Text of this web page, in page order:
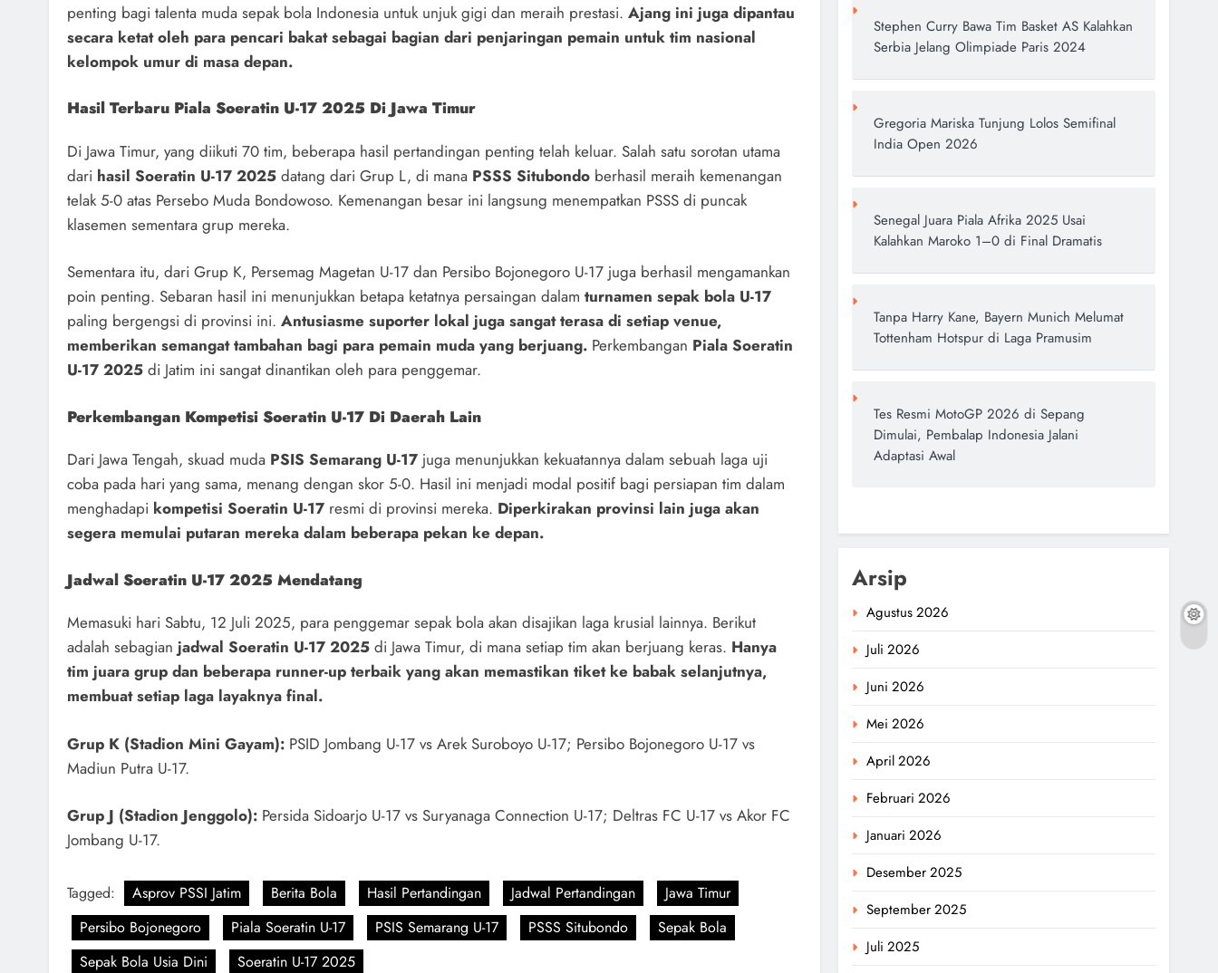
penting bagi talenta muda sepak bola Indonesia untuk unjuk gigi dan meraih prestasi. Ajang ini juga dipantau
secara ketat oleh para pencari bakat sebagai bagian dari penjaringan pemain untuk tim nasional
kelompok umur di masa depan.
Hasil Terbaru Piala Soeratin U-17 2025 Di Jawa Timur
Di Jawa Timur, yang diikuti 70 tim, beberapa hasil pertandingan penting telah keluar. Salah satu sorotan utama
dari hasil Soeratin U-17 2025 datang dari Grup L, di mana PSSS Situbondo berhasil meraih kemenangan
telak 5-0 atas Persebo Muda Bondowoso. Kemenangan besar ini langsung menempatkan PSSS di puncak
klasemen sementara grup mereka.
Sementara itu, dari Grup K, Persemag Magetan U-17 dan Persibo Bojonegoro U-17 juga berhasil mengamankan
poin penting. Sebaran hasil ini menunjukkan betapa ketatnya persaingan dalam turnamen sepak bola U-17
paling bergengsi di provinsi ini. Antusiasme suporter lokal juga sangat terasa di setiap venue,
memberikan semangat tambahan bagi para pemain muda yang berjuang. Perkembangan Piala Soeratin
U-17 2025 di Jatim ini sangat dinantikan oleh para penggemar.
Perkembangan Kompetisi Soeratin U-17 Di Daerah Lain
Dari Jawa Tengah, skuad muda PSIS Semarang U-17 juga menunjukkan kekuatannya dalam sebuah laga uji
coba pada hari yang sama, menang dengan skor 5-0. Hasil ini menjadi modal positif bagi persiapan tim dalam
menghadapi kompetisi Soeratin U-17 resmi di provinsi mereka. Diperkirakan provinsi lain juga akan
segera memulai putaran mereka dalam beberapa pekan ke depan.
Jadwal Soeratin U-17 2025 Mendatang
Memasuki hari Sabtu, 12 Juli 2025, para penggemar sepak bola akan disajikan laga krusial lainnya. Berikut
adalah sebagian jadwal Soeratin U-17 2025 di Jawa Timur, di mana setiap tim akan berjuang keras. Hanya
tim juara grup dan beberapa runner-up terbaik yang akan memastikan tiket ke babak selanjutnya,
membuat setiap laga layaknya final.
Grup K (Stadion Mini Gayam): PSID Jombang U-17 vs Arek Suroboyo U-17; Persibo Bojonegoro U-17 vs
Madiun Putra U-17.
Grup J (Stadion Jenggolo): Persida Sidoarjo U-17 vs Suryanaga Connection U-17; Deltras FC U-17 vs Akor FC
Jombang U-17.
Tagged: Asprov PSSI Jatim Berita Bola Hasil Pertandingan Jadwal Pertandingan
Jawa Timur
Persibo Bojonegoro
Piala Soeratin U-17 PSIS Semarang U-17 PSSS Situbondo
Sepak Bola
Sepak Bola Usia Dini
Soeratin U-17 2025
Stephen Curry Bawa Tim Basket AS Kalahkan
Serbia Jelang Olimpiade Paris 2024
Gregoria Mariska Tunjung Lolos Semifinal
India Open 2026
Senegal Juara Piala Afrika 2025 Usai
Kalahkan Maroko 1–0 di Final Dramatis
Tanpa Harry Kane, Bayern Munich Melumat
Tottenham Hotspur di Laga Pramusim
Tes Resmi MotoGP 2026 di Sepang
Dimulai, Pembalap Indonesia Jalani
Adaptasi Awal
Arsip
Agustus 2026
Juli 2026
Juni 2026
Mei 2026
April 2026
Februari 2026
Januari 2026
Desember 2025
September 2025
Juli 2025